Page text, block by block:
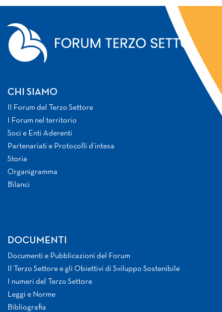
CHI SIAMO
Il Forum del Terzo Settore
I Forum nel territorio
Soci e Enti Aderenti
Partenariati e Protocolli d’intesa
Storia
Organigramma
Bilanci
DOCUMENTI
Documenti e Pubblicazioni del Forum
Il Terzo Settore e gli Obiettivi di Sviluppo Sostenibile
I numeri del Terzo Settore
Leggi e Norme
Bibliografia